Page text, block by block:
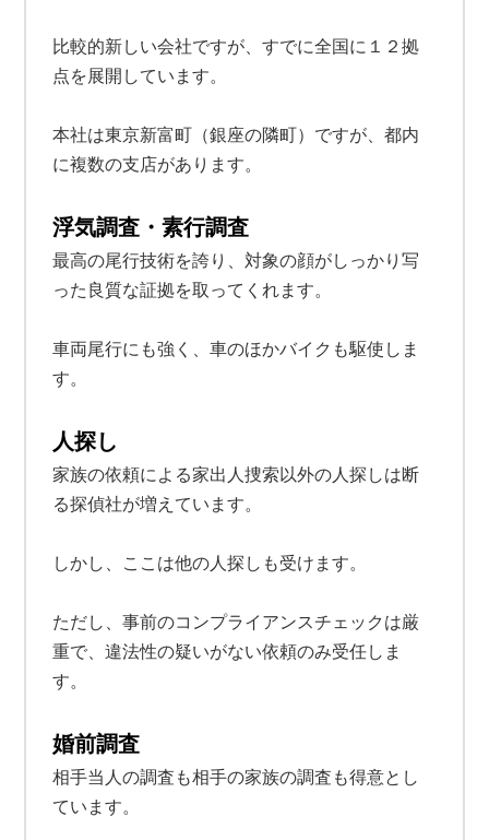
比較的新しい会社ですが、すでに全国に１２拠
点を展開しています。
本社は東京新富町（銀座の隣町）ですが、都内
に複数の支店があります。
浮気調査・素行調査
最高の尾行技術を誇り、対象の顔がしっかり写
った良質な証拠を取ってくれます。
車両尾行にも強く、車のほかバイクも駆使しま
す。
人探し
家族の依頼による家出人捜索以外の人探しは断
る探偵社が増えています。
しかし、ここは他の人探しも受けます。
ただし、事前のコンプライアンスチェックは厳
重で、違法性の疑いがない依頼のみ受任しま
す。
婚前調査
相手当人の調査も相手の家族の調査も得意とし
ています。